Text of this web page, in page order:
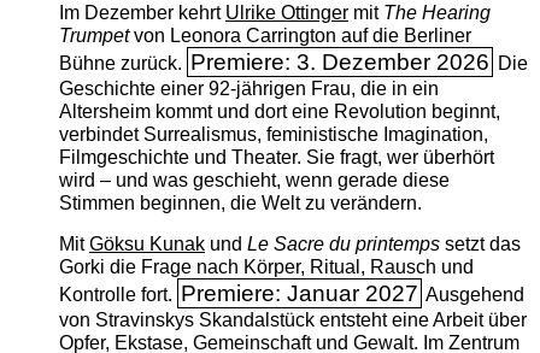
Im Dezember kehrt Ulrike Ottingermit The ­Hearing
Trumpetvon Leonora Carrington auf die Berliner
Bühne zurück. Premiere: 3. Dezember 2026 Die
Geschichte einer 92-jährigen Frau, die in ein
Altersheim kommt und dort eine Revolution beginnt,
verbindet Surrealismus, feministische Imagination,
Filmgeschichte und Theater. Sie fragt, wer überhört
wird – und was geschieht, wenn gerade diese
Stimmen beginnen, die Welt zu verändern.
MitGöksu Kunakund Le Sacre du printempssetzt das
Gorki die Frage nach Körper, Ritual, Rausch und
Kontrolle fort. Premiere: Januar 2027 Ausgehend
von Stravinskys Skandalstück entsteht eine Arbeit über
Opfer, Ekstase, Gemeinschaft und Gewalt. Im Zentrum